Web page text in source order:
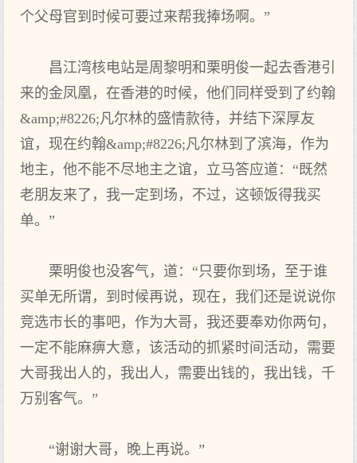
个父母官到时候可要过来帮我捧场啊。”
昌江湾核电站是周黎明和栗明俊一起去香港引
来的金凤凰，在香港的时候，他们同样受到了约翰
&amp;#8226;凡尔林的盛情款待，并结下深厚友
谊，现在约翰&amp;#8226;凡尔林到了滨海，作为
地主，他不能不尽地主之谊，立马答应道：“既然
老朋友来了，我一定到场，不过，这顿饭得我买
单。”
栗明俊也没客气，道：“只要你到场，至于谁
买单无所谓，到时候再说，现在，我们还是说说你
竞选市长的事吧，作为大哥，我还要奉劝你两句，
一定不能麻痹大意，该活动的抓紧时间活动，需要
大哥我出人的，我出人，需要出钱的，我出钱，千
万别客气。”
“谢谢大哥，晚上再说。”